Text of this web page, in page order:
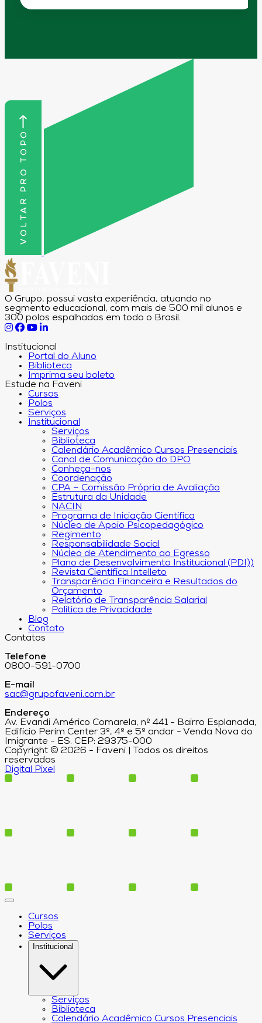
VOLTAR PRO TOPO
O Grupo, possui vasta experiência, atuando no
segmento educacional, com mais de 500 mil alunos e
300 polos espalhados em todo o Brasil.
Institucional
Portal do Aluno
Biblioteca
Imprima seu boleto
Estude na Faveni
Cursos
Polos
Serviços
Institucional
Serviços
Biblioteca
Calendário Acadêmico Cursos Presenciais
Canal de Comunicação do DPO
Conheça-nos
Coordenação
CPA – Comissão Própria de Avaliação
Estrutura da Unidade
NACIN
Programa de Iniciação Científica
Núcleo de Apoio Psicopedagógico
Regimento
Responsabilidade Social
Núcleo de Atendimento ao Egresso
Plano de Desenvolvimento Institucional (PDI))
Revista Científica Intelleto
Transparência Financeira e Resultados do
Orçamento
Relatório de Transparência Salarial
Política de Privacidade
Blog
Contato
Contatos
Telefone
0800-591-0700
E-mail
sac@grupofaveni.com.br
Endereço
Av. Evandi Américo Comarela, nº 441 - Bairro Esplanada,
Edifício Perim Center 3º, 4º e 5º andar - Venda Nova do
Imigrante - ES. CEP: 29375-000
Copyright © 2026 - Faveni | Todos os direitos
reservados
Digital Pixel
Cursos
Polos
Serviços
Institucional
Serviços
Biblioteca
Calendário Acadêmico Cursos Presenciais